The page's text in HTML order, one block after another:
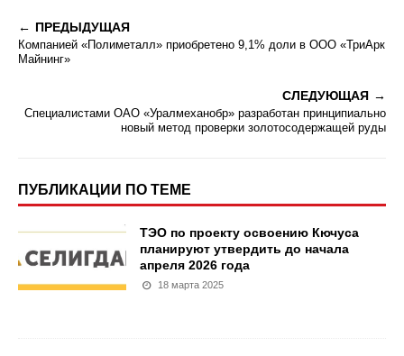
ПРЕДЫДУЩАЯ
Компанией «Полиметалл» приобретено 9,1% доли в ООО «ТриАрк
Майнинг»
СЛЕДУЮЩАЯ
Специалистами ОАО «Уралмеханобр» разработан принципиально
новый метод проверки золотосодержащей руды
ПУБЛИКАЦИИ ПО ТЕМЕ
ТЭО по проекту освоению Кючуса
планируют утвердить до начала
апреля 2026 года
18 марта 2025